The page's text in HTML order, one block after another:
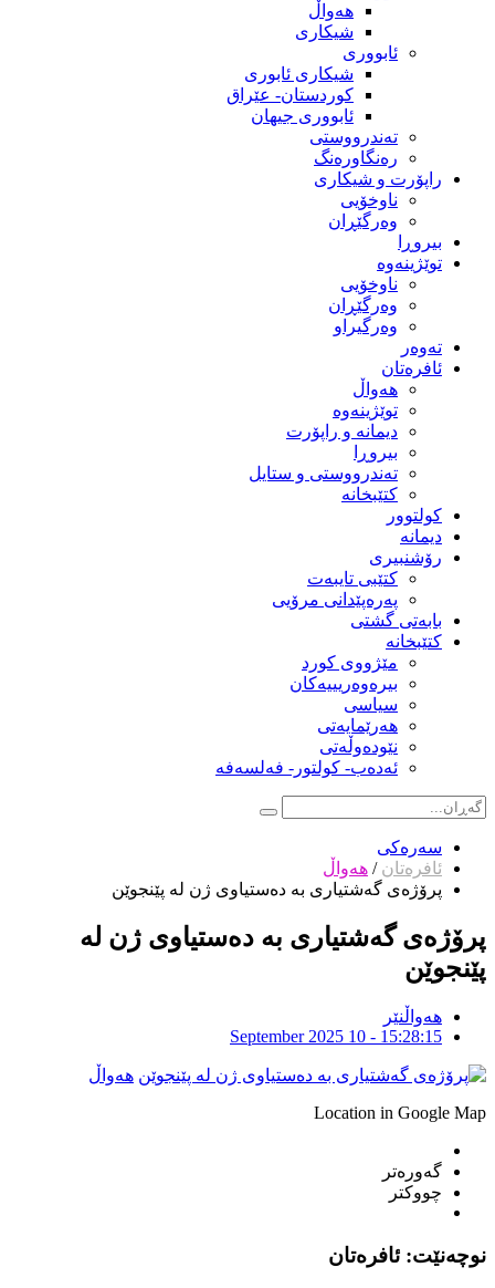
هەواڵ
شیکاری
ئابووری
شیکاری ئابوری
کوردستان- عێراق
ئابووری جیهان
تەندرووستی
رەنگاورەنگ
راپۆرت و شیکاری
ناوخۆیی
وەرگێڕان
بیروڕا
توێژینەوە
ناوخۆیی
وەرگێڕان
وەرگیراو
تەوەر
ئافرەتان
هەواڵ
توێژینەوە
دیمانە و راپۆرت
بیروڕا
تەندرووستی و ستایل
کتێبخانە
کولتوور
دیمانە
رۆشنبیری
کتێبی تایبەت
پەرەپێدانی مرۆیی
بابەتی گشتی
کتێبخانە
مێژووى کورد
بیرەوەریییەکان
سیاسى
هەرێمایەتی
نێودەوڵەتی
ئەدەب- کولتور- فەلسەفە
سەرەکی
ئافرەتان / هەواڵ
پرۆژەی گەشتیاری بە دەستیاوی ژن لە پێنجوێن
پرۆژەی گەشتیاری بە دەستیاوی ژن لە
پێنجوێن
هەواڵنێر
September 2025 10 - 15:28:15
هەواڵ
Location in Google Map
گەورەتر
چووکتر
نوچەنێت: ئافرەتان